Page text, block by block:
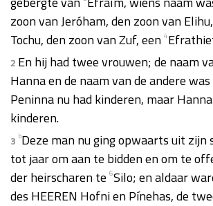
zoon van Jeróham, den zoon van
Tochu, den zoon van Zuf, een 4
2 En hij had twee vrouwen; de naam
Hanna en de naam van de andere
Peninna nu had kinderen, maar
kinderen.
3 bDeze man nu ging opwaarts uit zijn
tot jaar om aan te bidden en om te
der heirscharen te 6Silo; en aldaar
des HEEREN Hofni en Pínehas, de